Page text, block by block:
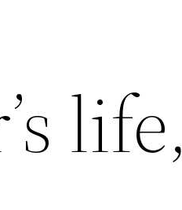
life,